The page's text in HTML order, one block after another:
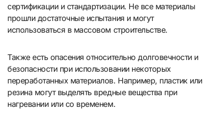
сертификации и стандартизации. Не все материалы
прошли достаточные испытания и могут
использоваться в массовом строительстве.
Также есть опасения относительно долговечности и
безопасности при использовании некоторых
переработанных материалов. Например, пластик или
резина могут выделять вредные вещества при
нагревании или со временем.